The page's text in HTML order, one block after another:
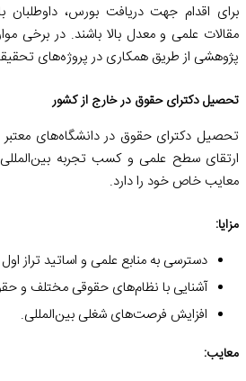
برای اقدام جهت دریافت بورس، داوطلبان
مقالات علمی و معدل بالا باشند. در برخی
پژوهشی از طریق همکاری در پروژه‌های
تحصیل دکترای حقوق در خارج از کشور
تحصیل دکترای حقوق در دانشگاه‌های
ارتقای سطح علمی و کسب تجربه
معایب خاص خود را دارد.
مزایا:
دسترسی به منابع علمی و اساتید تراز
آشنایی با نظام‌های حقوقی مختلف و
افزایش فرصت‌های شغلی بین‌المللی.
معایب: